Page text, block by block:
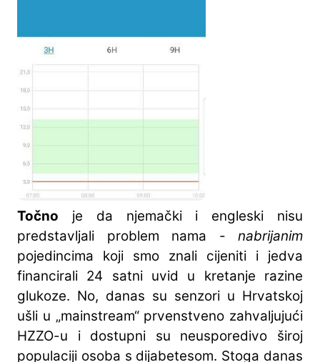
Točno je da njemački i engleski nisu
predstavljali problem nama - nabrijanim
pojedincima koji smo znali cijeniti i jedva
financirali 24 satni uvid u kretanje razine
glukoze. No, danas su senzori u Hrvatskoj
ušli u „mainstream“ prvenstveno zahvaljujući
HZZO-u i dostupni su neusporedivo široj
populaciji osoba s dijabetesom. Stoga danas